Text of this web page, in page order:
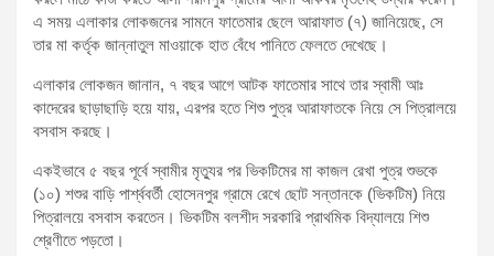
এ সময় এলাকার লোকজনের সামনে ফাতেমার ছেলে আরাফাত (৭) জানিয়েছে, সে
তার মা কর্তৃক জান্নাতুল মাওয়াকে হাত বেঁধে পানিতে ফেলতে দেখেছে।
এলাকার লোকজন জানান, ৭ বছর আগে আটক ফাতেমার সাথে তার স্বামী আঃ
কাদেরের ছাড়াছাড়ি হয়ে যায়, এরপর হতে শিশু পুত্র আরাফাতকে নিয়ে সে পিত্রালয়ে
বসবাস করছে।
একইভাবে ৫ বছর পূর্বে স্বামীর মৃত্যুর পর ভিকটিমের মা কাজল রেখা পুত্র শুভকে
(১০) শশুর বাড়ি পার্শ্ববর্তী হোসেনপুর গ্রামে রেখে ছোট সন্তানকে (ভিকটিম) নিয়ে
পিত্রালয়ে বসবাস করতেন। ভিকটিম বলশীদ সরকারি প্রাথমিক বিদ্যালয়ে শিশু
শ্রেণীতে পড়তো।